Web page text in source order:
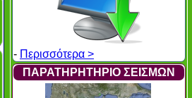
- Περισσότερα >
ΠΑΡΑΤΗΡΗΤΗΡΙΟ ΣΕΙΣΜΩΝ